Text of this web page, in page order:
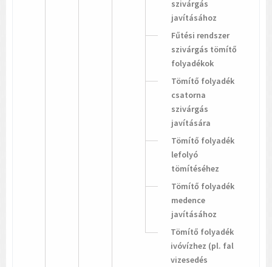
szivárgás
javításához
Fűtési rendszer
szivárgás tömítő
folyadékok
Tömítő folyadék
csatorna
szivárgás
javítására
Tömítő folyadék
lefolyó
tömítéséhez
Tömítő folyadék
medence
javításához
Tömítő folyadék
ivóvízhez (pl. fal
vizesedés